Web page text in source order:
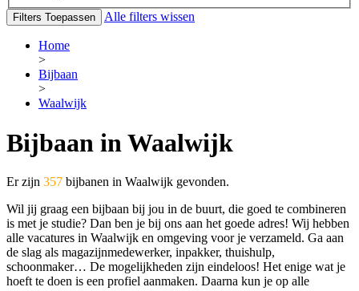
Filters Toepassen Alle filters wissen
Home
>
Bijbaan
>
Waalwijk
Bijbaan in Waalwijk
Er zijn 357 bijbanen in Waalwijk gevonden.
Wil jij graag een bijbaan bij jou in de buurt, die goed te combineren
is met je studie? Dan ben je bij ons aan het goede adres! Wij hebben
alle vacatures in Waalwijk en omgeving voor je verzameld. Ga aan
de slag als magazijnmedewerker, inpakker, thuishulp,
schoonmaker… De mogelijkheden zijn eindeloos! Het enige wat je
hoeft te doen is een profiel aanmaken. Daarna kun je op alle